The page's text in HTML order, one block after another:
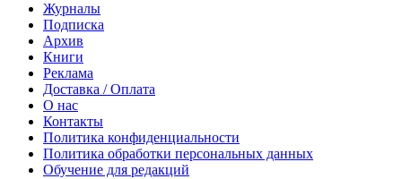
Журналы
Подписка
Архив
Книги
Реклама
Доставка / Оплата
О нас
Контакты
Политика конфиденциальности
Политика обработки персональных данных
Обучение для редакций